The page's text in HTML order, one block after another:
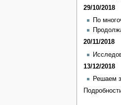
29/10/2018
По
20/11/2018
13/12/2018
Решаем